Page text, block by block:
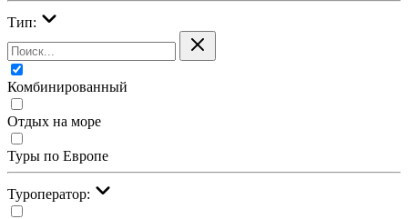
Тип:
Комбинированный
Отдых на море
Туры по Европе
Туроператор: